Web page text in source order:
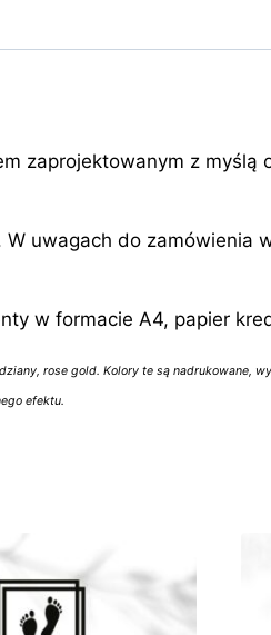
zaprojektowanym z
uwagach do
w formacie A4, papier
rose gold. Kolory te są nadrukowane,
efektu.